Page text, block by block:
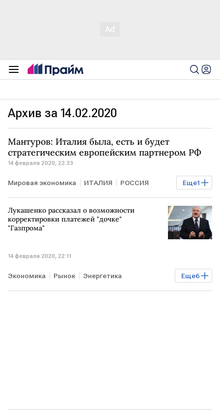
Архив за 14.02.2020
Мантуров: Италия была, есть и будет
стратегическим европейским партнером РФ
14 февраля 2020, 22:33
Еще1
Мировая экономика ИТАЛИЯ РОССИЯ
Денис Мантуров
Лукашенко рассказал о возможности
корректировки платежей "дочке"
"Газпрома"
14 февраля 2020, 22:11
Еще6
Экономика Рынок Энергетика
Отношения России и Белоруссии